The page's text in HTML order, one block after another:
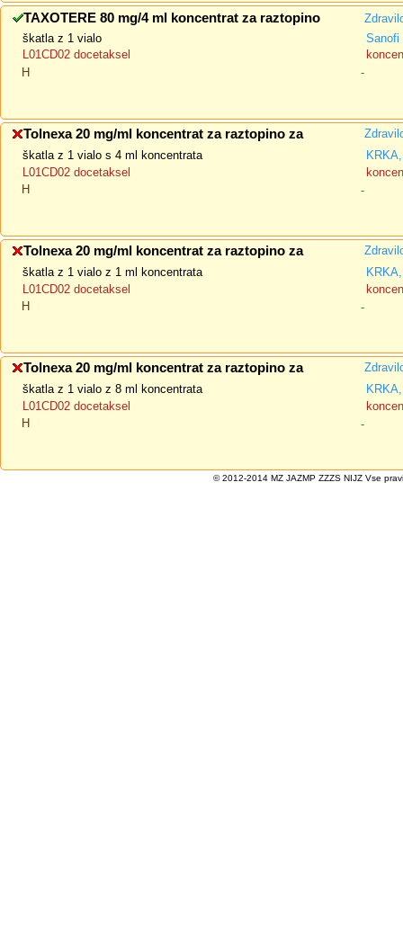
TAXOTERE 80 mg/4 ml koncentrat za raztopino
škatla z 1 vialo
Sanofi
L01CD02 docetaksel
H
-
Tolnexa 20 mg/ml koncentrat za raztopino za
škatla z 1 vialo s 4 ml koncentrata
L01CD02 docetaksel
H
-
Tolnexa 20 mg/ml koncentrat za raztopino za
škatla z 1 vialo z 1 ml koncentrata
L01CD02 docetaksel
H
-
Tolnexa 20 mg/ml koncentrat za raztopino za
škatla z 1 vialo z 8 ml koncentrata
L01CD02 docetaksel
H
-
© 2012-2014 MZ JAZMP ZZZS NIJZ Vse